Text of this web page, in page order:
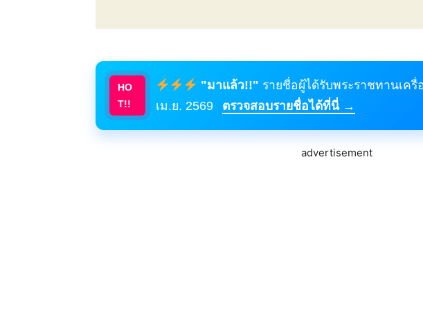
HO
T!!
"มาแล้ว!!" รายชื่อผู้ได้รับพระราชทานเค
เม.ย. 2569
ตรวจสอบรายชื่อได้ที่นี่ →
advertisement